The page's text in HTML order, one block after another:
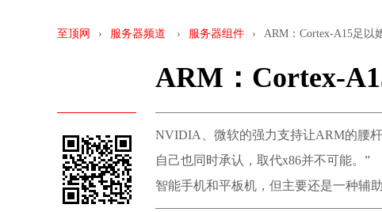
至顶网 › 服务器频道 › 服务器组件 › ARM：Cortex-A15足以
ARM：Cortex-
NVIDIA、微软的强力支持让ARM的腰
自己也同时承认，取代x86并不可能。
智能手机和平板机，但主要还是一种辅